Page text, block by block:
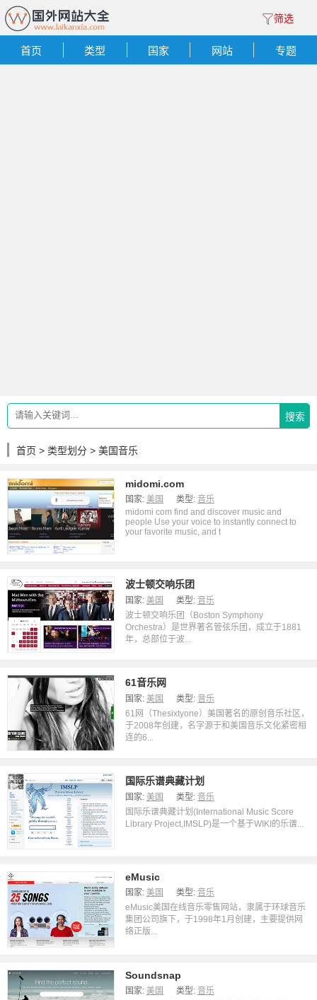
筛选
首页 类型 国家 网站 专题
搜索
首页 > 类型划分 > 美国音乐
midomi.com
国家: 美国 类型: 音乐
midomi com find and discover music and
people Use your voice to instantly connect to
your favorite music, and t
波士顿交响乐团
国家: 美国 类型: 音乐
波士顿交响乐团（Boston Symphony
Orchestra）是世界著名管弦乐团，成立于1881
年，总部位于波...
61音乐网
国家: 美国 类型: 音乐
61网（Thesixtyone）美国著名的原创音乐社区，
于2008年创建，名字源于和美国音乐文化紧密相
连的6...
国际乐谱典藏计划
国家: 美国 类型: 音乐
国际乐谱典藏计划(International Music Score
Library Project,IMSLP)是一个基于WIKI的乐谱...
eMusic
国家: 美国 类型: 音乐
eMusic美国在线音乐零售网站，隶属于环球音乐
集团公司旗下，于1998年1月创建，主要提供网
络正版...
Soundsnap
国家: 美国 类型: 音乐